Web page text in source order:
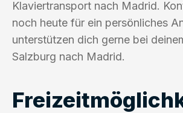
Klaviertransport nach Madrid.
noch heute für ein persönliches
unterstützen dich gerne bei
Salzburg nach Madrid.